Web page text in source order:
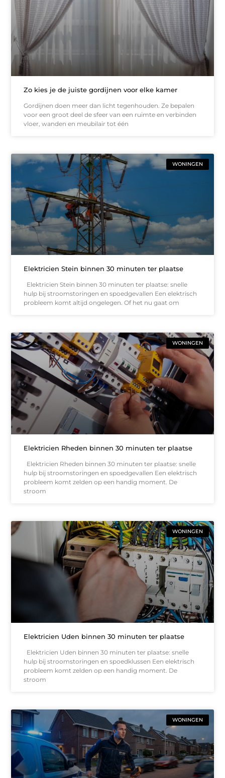
Zo kies je de juiste gordijnen voor elke kamer
Gordijnen doen meer dan licht tegenhouden. Ze bepalen
voor een groot deel de sfeer van een ruimte en verbinden
vloer, wanden en meubilair tot één
WONINGEN
Elektricien Stein binnen 30 minuten ter plaatse
Elektricien Stein binnen 30 minuten ter plaatse: snelle
hulp bij stroomstoringen en spoedgevallen Een elektrisch
probleem komt altijd ongelegen. Of het nu gaat om
WONINGEN
Elektricien Rheden binnen 30 minuten ter plaatse
Elektricien Rheden binnen 30 minuten ter plaatse: snelle
hulp bij stroomstoringen en spoedgevallen Een elektrisch
probleem komt zelden op een handig moment. De
stroom
WONINGEN
Elektricien Uden binnen 30 minuten ter plaatse
Elektricien Uden binnen 30 minuten ter plaatse: snelle
hulp bij stroomstoringen en spoedklussen Een elektrisch
probleem komt zelden op een handig moment. De
stroom
WONINGEN